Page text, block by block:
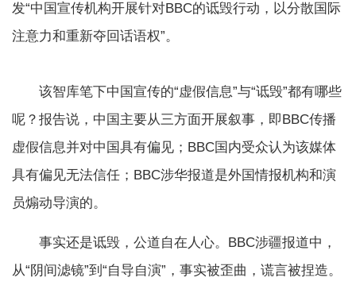
发“中国宣传机构开展针对BBC的诋毁行动，以分散国际
注意力和重新夺回话语权”。
该智库笔下中国宣传的“虚假信息”与“诋毁”都有哪些
呢？报告说，中国主要从三方面开展叙事，即BBC传播
虚假信息并对中国具有偏见；BBC国内受众认为该媒体
具有偏见无法信任；BBC涉华报道是外国情报机构和演
员煽动导演的。
事实还是诋毁，公道自在人心。BBC涉疆报道中，
从“阴间滤镜”到“自导自演”，事实被歪曲，谎言被捏造。